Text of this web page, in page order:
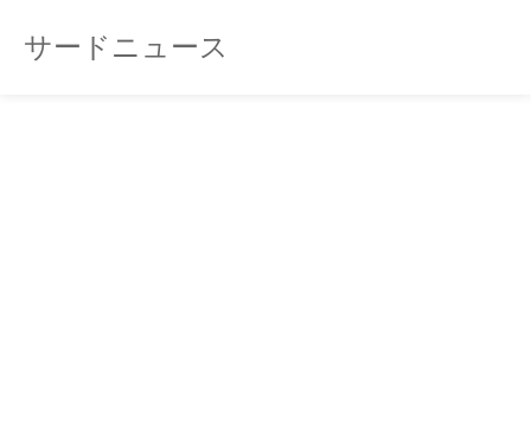
サードニュース